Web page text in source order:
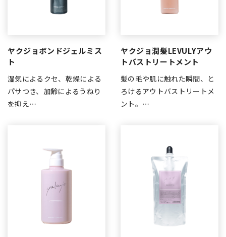
ヤクジョボンドジェルミス
ト
湿気によるクセ、乾燥による
パサつき、加齢によるうねり
を抑え…
ヤクジョ潤髪LEVULYアウ
トバストリートメント
髪の毛や肌に触れた瞬間、と
ろけるアウトバストリートメ
ント。…